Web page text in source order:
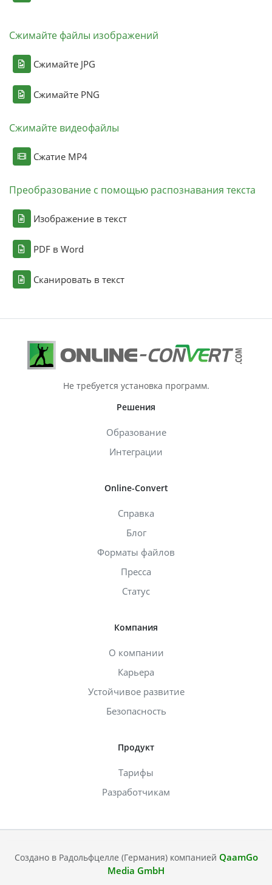
Сжимайте файлы изображений
Сжимайте JPG
Сжимайте PNG
Сжимайте видеофайлы
Сжатие MP4
Преобразование с помощью распознавания текста
Изображение в текст
PDF в Word
Сканировать в текст
Не требуется установка программ.
Решения
Образование
Интеграции
Online-Convert
Справка
Блог
Форматы файлов
Пресса
Статус
Компания
О компании
Карьера
Устойчивое развитие
Безопасность
Продукт
Тарифы
Разработчикам
Создано в Радольфцелле (Германия) компанией QaamGo
Media GmbH